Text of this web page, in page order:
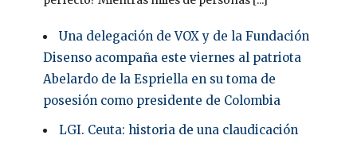
Una delegación de VOX y de la Fundación
Disenso acompaña este viernes al patriota
Abelardo de la Espriella en su toma de
posesión como presidente de Colombia
LGI. Ceuta: historia de una claudicación